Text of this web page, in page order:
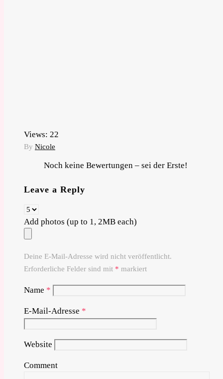
Views: 22
By Nicole
Noch keine Bewertungen – sei der Erste!
Leave a Reply
Add photos (up to 1, 2MB each)
Deine E-Mail-Adresse wird nicht veröffentlicht.
Erforderliche Felder sind mit * markiert
Name *
E-Mail-Adresse *
Website
Comment